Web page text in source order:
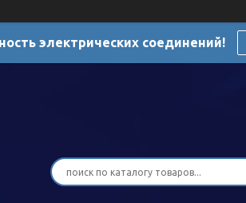
электрических соединений!